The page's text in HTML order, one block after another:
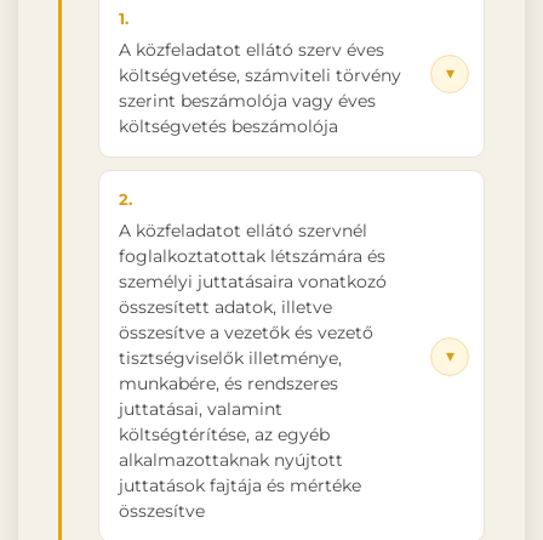
1.
A közfeladatot ellátó szerv éves
költségvetése, számviteli törvény
szerint beszámolója vagy éves
költségvetés beszámolója
▾
2.
A közfeladatot ellátó szervnél
foglalkoztatottak létszámára és
személyi juttatásaira vonatkozó
összesített adatok, illetve
összesítve a vezetők és vezető
tisztségviselők illetménye,
munkabére, és rendszeres
juttatásai, valamint
költségtérítése, az egyéb
alkalmazottaknak nyújtott
juttatások fajtája és mértéke
összesítve
▾